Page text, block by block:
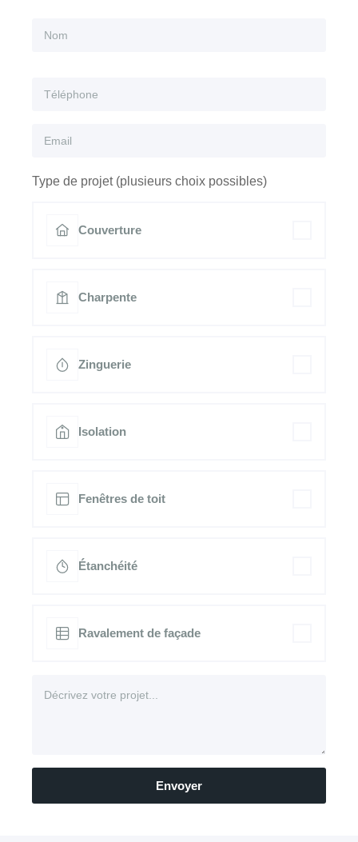
Type de projet (plusieurs choix possibles)
Couverture
Charpente
Zinguerie
Isolation
Fenêtres de toit
Étanchéité
Ravalement de façade
Envoyer